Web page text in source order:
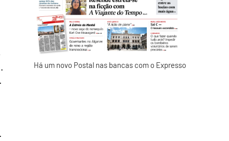
Há um novo Postal nas bancas com o Expresso